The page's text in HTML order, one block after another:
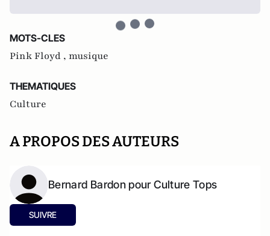
MOTS-CLES
Pink Floyd , musique
THEMATIQUES
Culture
A PROPOS DES AUTEURS
Bernard Bardon pour Culture Tops
SUIVRE